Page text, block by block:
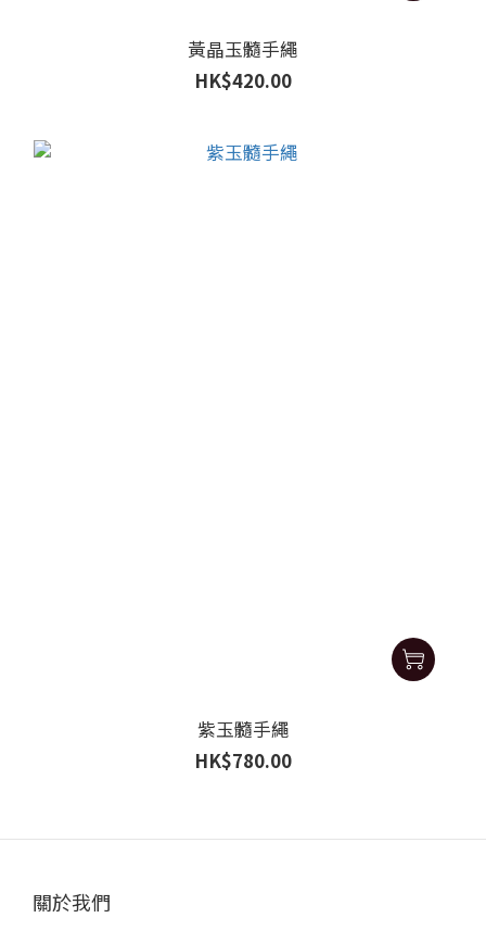
黃晶玉髓手繩
HK$420.00
紫玉髓手繩
HK$780.00
關於我們